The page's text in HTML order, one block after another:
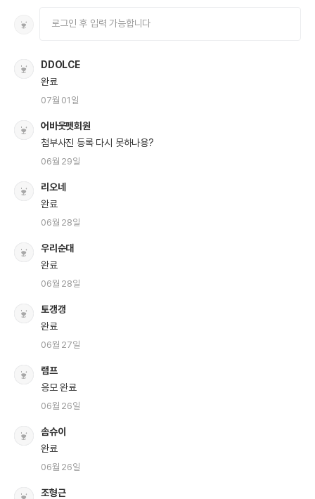
DDOLCE
완료
07월 01일
어바웃펫회원
첨부사진 등록 다시 못하나용?
06월 29일
리오네
완료
06월 28일
우리순대
완료
06월 28일
토갱갱
완료
06월 27일
램프
응모 완료
06월 26일
솜슈이
완료
06월 26일
조형근